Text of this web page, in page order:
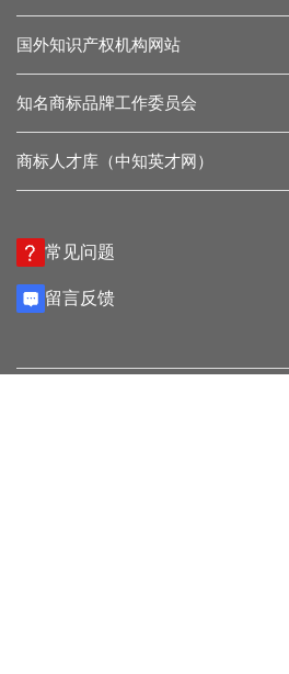
国外知识产权机构网站
知名商标品牌工作委员会
商标人才库（中知英才网）
常见问题
留言反馈